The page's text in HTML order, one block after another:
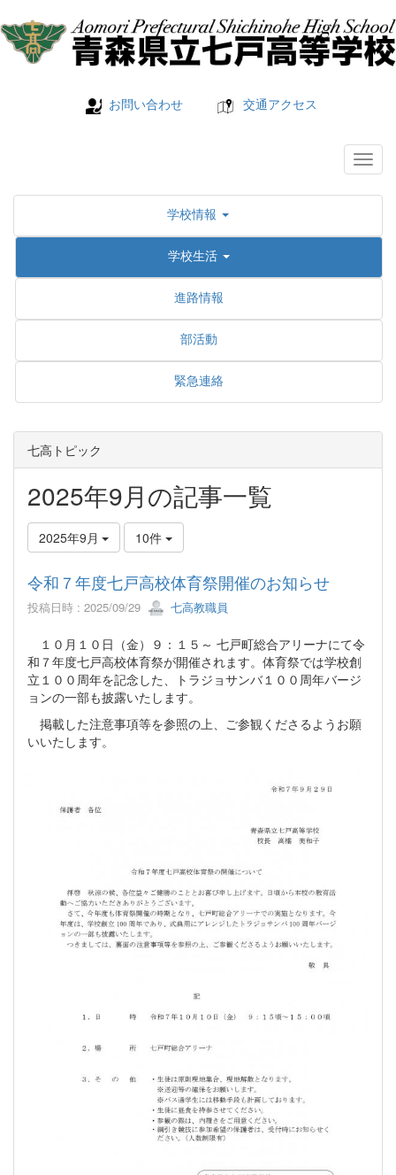
お問い合わせ 交通アクセス
学校情報
学校生活
進路情報
部活動
緊急連絡
七高トピック
2025年9月の記事一覧
2025年9月 10件
令和７年度七戸高校体育祭開催のお知らせ
投稿日時 : 2025/09/29 七高教職員
１０月１０日（金）９：１５～ 七戸町総合アリーナにて令
和７年度七戸高校体育祭が開催されます。体育祭では学校創
立１００周年を記念した、トラジョサンバ１００周年バージ
ョンの一部も披露いたします。
掲載した注意事項等を参照の上、ご参観くださるようお願
いいたします。